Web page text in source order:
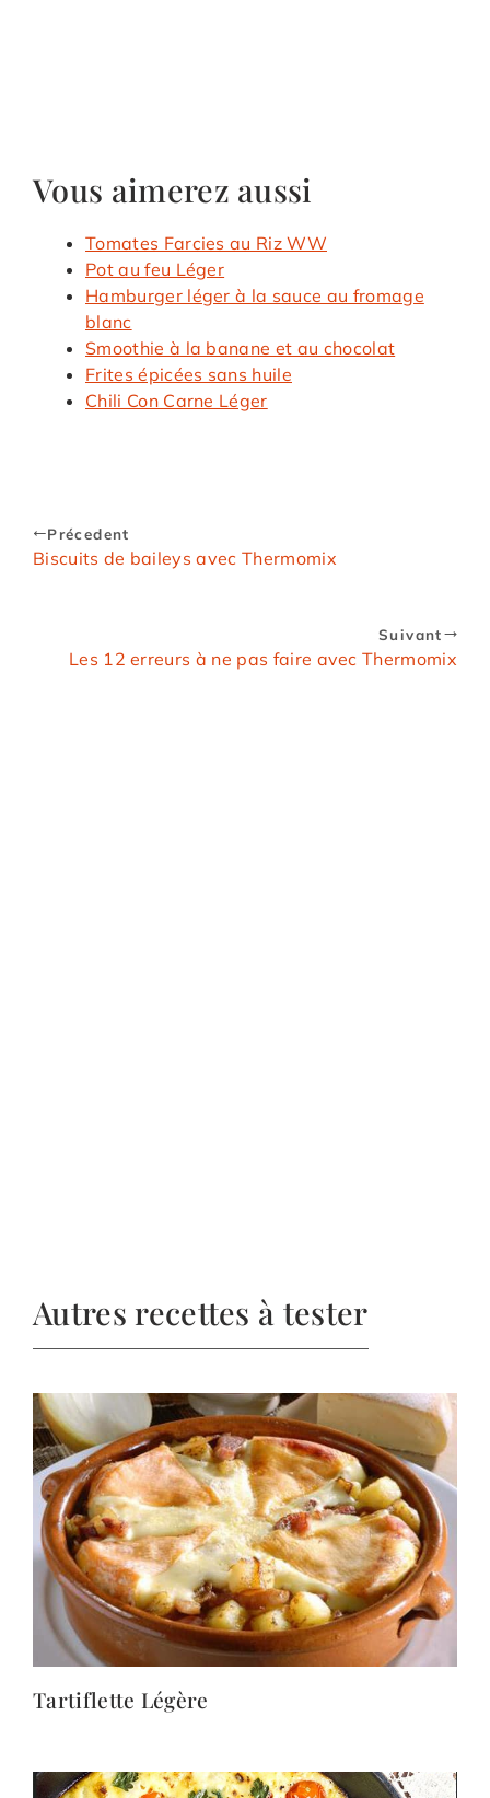
Vous aimerez aussi
Tomates Farcies au Riz WW
Pot au feu Léger
Hamburger léger à la sauce au fromage
blanc
Smoothie à la banane et au chocolat
Frites épicées sans huile
Chili Con Carne Léger
Précedent
Biscuits de baileys avec Thermomix
Suivant
Les 12 erreurs à ne pas faire avec Thermomix
Autres recettes à tester
Tartiflette Légère